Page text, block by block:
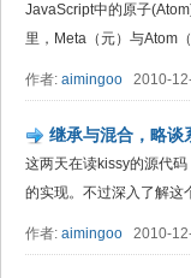
JavaScript中的原子
里，Meta（元）与Atom
作者: aimingoo 2010-
继承与混合，略谈
这两天在读kissy的源代
的实现。不过深入了解这
作者: aimingoo 2010-